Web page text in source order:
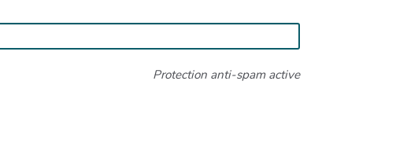
Protection anti-spam active